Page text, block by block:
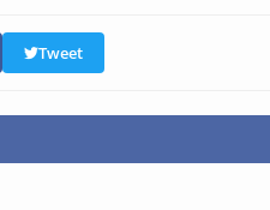
Tweet